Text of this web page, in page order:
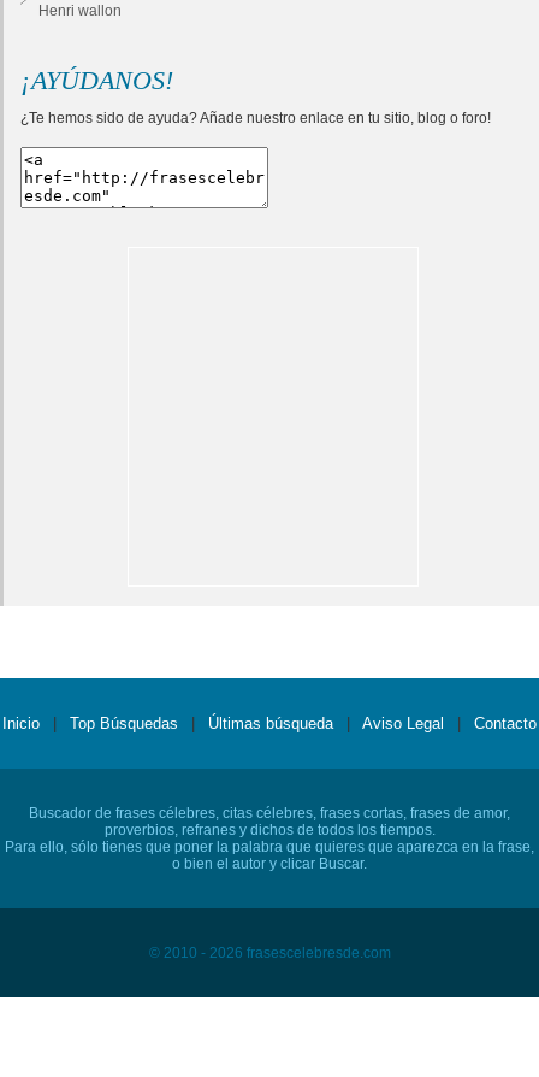
Henri wallon
¡AYÚDANOS!
¿Te hemos sido de ayuda? Añade nuestro enlace en tu sitio, blog o foro!
Inicio Top Búsquedas Últimas búsqueda Aviso Legal Contacto
Buscador de frases célebres, citas célebres, frases cortas, frases de amor,
proverbios, refranes y dichos de todos los tiempos.
Para ello, sólo tienes que poner la palabra que quieres que aparezca en la frase,
o bien el autor y clicar Buscar.
© 2010 - 2026 frasescelebresde.com